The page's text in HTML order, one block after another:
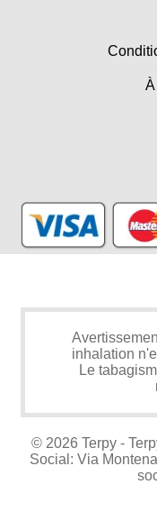
inhalation
Le
© 2026 Terpy -
Social: Via